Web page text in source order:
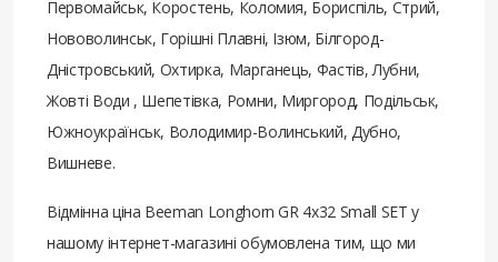
Первомайськ, Коростень, Коломия, Бориспіль, Стрий,
Нововолинськ, Горішні Плавні, Ізюм, Білгород-
Дністровський, Охтирка, Марганець, Фастів, Лубни,
Жовті Води , Шепетівка, Ромни, Миргород, Подільськ,
Южноукраїнськ, Володимир-Волинський, Дубно,
Вишневе.
Відмінна ціна Beeman Longhorn GR 4х32 Small SET у
нашому інтернет-магазині обумовлена ​​тим, що ми